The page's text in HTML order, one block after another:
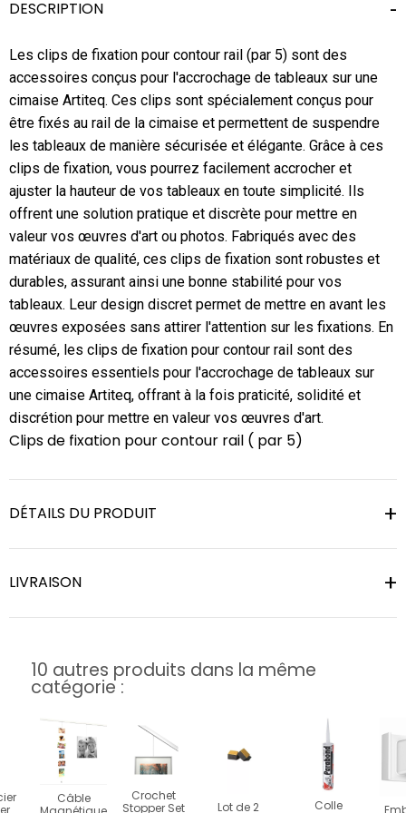
DESCRIPTION
Les clips de fixation pour contour rail (par 5) sont des
accessoires conçus pour l'accrochage de tableaux sur une
cimaise Artiteq. Ces clips sont spécialement conçus pour
être fixés au rail de la cimaise et permettent de suspendre
les tableaux de manière sécurisée et élégante. Grâce à ces
clips de fixation, vous pourrez facilement accrocher et
ajuster la hauteur de vos tableaux en toute simplicité. Ils
offrent une solution pratique et discrète pour mettre en
valeur vos œuvres d'art ou photos. Fabriqués avec des
matériaux de qualité, ces clips de fixation sont robustes et
durables, assurant ainsi une bonne stabilité pour vos
tableaux. Leur design discret permet de mettre en avant les
œuvres exposées sans attirer l'attention sur les fixations. En
résumé, les clips de fixation pour contour rail sont des
accessoires essentiels pour l'accrochage de tableaux sur
une cimaise Artiteq, offrant à la fois praticité, solidité et
discrétion pour mettre en valeur vos œuvres d'art.
Clips de fixation pour contour rail ( par 5)
DÉTAILS DU PRODUIT
LIVRAISON
10 autres produits dans la même
catégorie :
Câble
Crochet
Stopper Set
Lot de 2
Colle